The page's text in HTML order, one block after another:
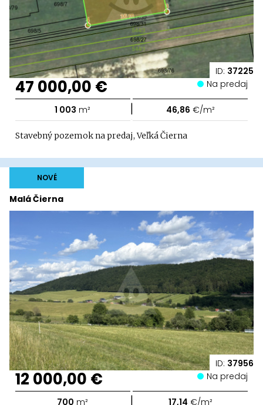
ID: 37225
47 000,00 € Na predaj
1 003 m² | 46,86 €/m²
Stavebný pozemok na predaj, Veľká Čierna
ID: 37956
Malá Čierna
NOVÉ
12 000,00 € Na predaj
700 m² | 17,14 €/m²